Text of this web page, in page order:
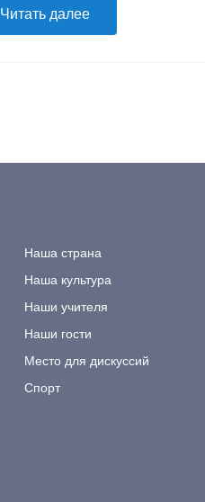
Читать далее
Наша страна
Наша культура
Наши учителя
Наши гости
Место для дискуссий
Спорт